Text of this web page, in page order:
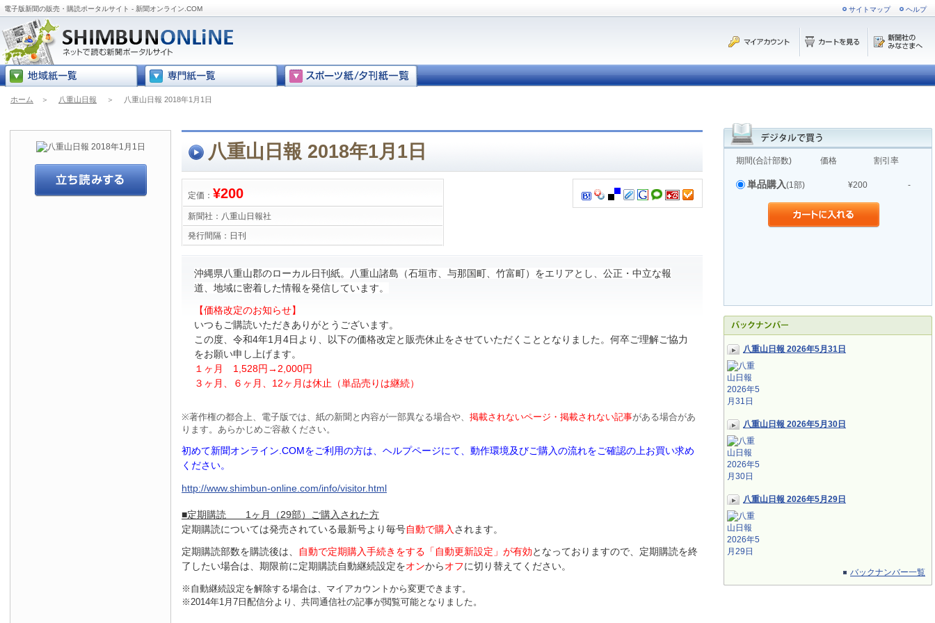
電子版新聞の販売・購読ポータルサイト - 新聞オンライン.COM サイトマップ ヘルプ
ホーム ＞ 八重山日報 ＞ 八重山日報 2018年1月1日
期間(合計部数) 価格 割引率
単品購入(1部) ¥200 -
八重山日報 2026年5月31日
八重山日報 2026年5月30日
八重山日報 2026年5月29日
バックナンバー一覧
八重山日報 2018年1月1日
定価： ¥200
新聞社： 八重山日報社
発行間隔： 日刊
沖縄県八重山郡のローカル日刊紙。八重山諸島（石垣市、与那国町、竹富町）をエリアとし、公正・中立な報
道、地域に密着した情報を発信しています。
【価格改定のお知らせ】
いつもご購読いただきありがとうございます。
この度、令和4年1月4日より、以下の価格改定と販売休止をさせていただくこととなりました。何卒ご理解ご協力
をお願い申し上げます。
１ヶ月 1,528円 →2,000円
３ヶ月、６ヶ月、 12ヶ月は休止（単品売りは継続）
※著作権の都合上、電子版では、紙の新聞と内容が一部異なる場合や、 掲載されないページ・掲載されない記事がある場合があ
ります。あらかじめご容赦ください。
初めて新聞オンライン.COMをご利用の方は、ヘルプページにて、動作環境及びご購入の流れをご確認の上お買い求め
ください。
http://www.shimbun-online.com/info/visitor.html
■定期購読 1ヶ月（29部）
ご購入された方
定期購読については発売されている最新号より毎号自動で購入 されます。
定期購読部数を購読後は、 自動で定期購入手続きをする「自動更新設定」が有効となっておりますので、定期購読を終
了したい場合は、期限前に定期購読自動継続設定をオンからオフに切り替えてください。
※自動継続設定を解除する場合は、マイアカウントから変更できます。
※2014年1月7日配信分より、共同通信社の記事が閲覧可能となりました。